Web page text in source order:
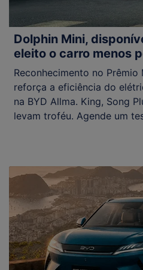
Dolphin Mini,
eleito o carro menos
Reconhecimento no
reforça a eficiência do
na BYD Allma. King, Song
levam troféu. Agende um